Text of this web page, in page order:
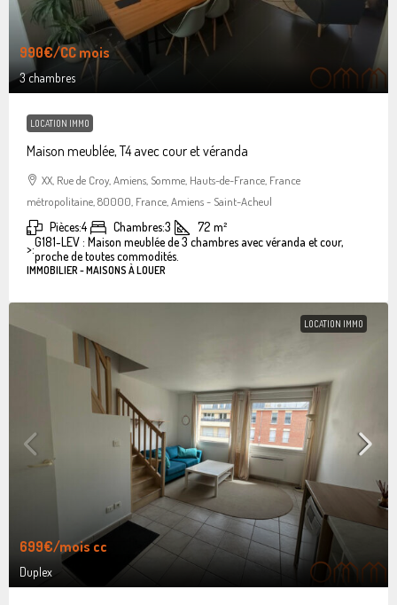
990€/CC mois
3 chambres
LOCATION IMMO
Maison meublée, T4 avec cour et véranda
XX, Rue de Croy, Amiens, Somme, Hauts-de-France, France
métropolitaine, 80000, France, Amiens - Saint-Acheul
Pièces:4 Chambres:3 72 m²
>:G181-LEV : Maison meublée de 3 chambres avec véranda et cour,
proche de toutes commodités.
IMMOBILIER - MAISONS À LOUER
LOCATION IMMO
699€/mois cc
Duplex